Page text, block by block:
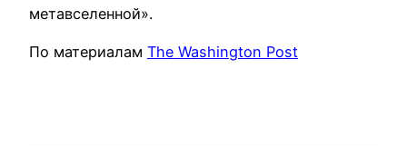
метавселенной».
По материалам The Washington Post